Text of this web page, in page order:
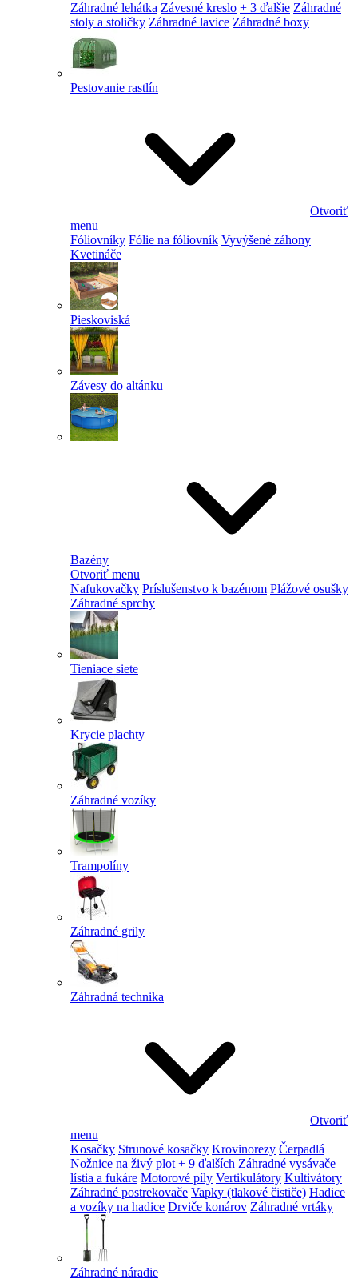
Záhradné lehátka Závesné kreslo + 3 ďalšie Záhradné
stoly a stoličky Záhradné lavice Záhradné boxy
Pestovanie rastlín
Otvoriť
menu
Fóliovníky Fólie na fóliovník Vyvýšené záhony
Kvetináče
Pieskoviská
Závesy do altánku
Bazény
Otvoriť menu
Nafukovačky Príslušenstvo k bazénom Plážové osušky
Záhradné sprchy
Tieniace siete
Krycie plachty
Záhradné vozíky
Trampolíny
Záhradné grily
Záhradná technika
Otvoriť
menu
Kosačky Strunové kosačky Krovinorezy Čerpadlá
Nožnice na živý plot + 9 ďalších Záhradné vysávače
lístia a fukáre Motorové píly Vertikulátory Kultivátory
Záhradné postrekovače Vapky (tlakové čističe) Hadice
a vozíky na hadice Drviče konárov Záhradné vrtáky
Záhradné náradie